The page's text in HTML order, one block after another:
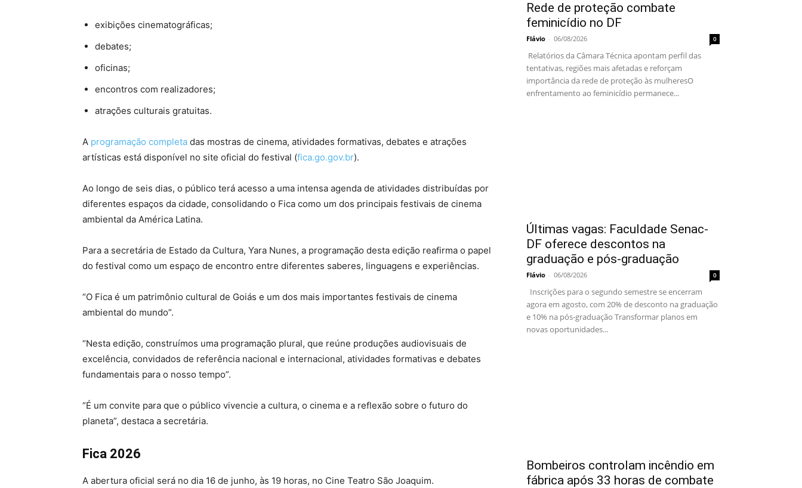
exibições cinematográficas;
debates;
oficinas;
encontros com realizadores;
atrações culturais gratuitas.
A programação completa das mostras de cinema, atividades formativas, debates e atrações
artísticas está disponível no site oficial do festival (fica.go.gov.br).
Ao longo de seis dias, o público terá acesso a uma intensa agenda de atividades distribuídas por
diferentes espaços da cidade, consolidando o Fica como um dos principais festivais de cinema
ambiental da América Latina.
Para a secretária de Estado da Cultura, Yara Nunes, a programação desta edição reafirma o papel
do festival como um espaço de encontro entre diferentes saberes, linguagens e experiências.
“O Fica é um patrimônio cultural de Goiás e um dos mais importantes festivais de cinema
ambiental do mundo”.
“Nesta edição, construímos uma programação plural, que reúne produções audiovisuais de
excelência, convidados de referência nacional e internacional, atividades formativas e debates
fundamentais para o nosso tempo”.
“É um convite para que o público vivencie a cultura, o cinema e a reflexão sobre o futuro do
planeta”, destaca a secretária.
Fica 2026
A abertura oficial será no dia 16 de junho, às 19 horas, no Cine Teatro São Joaquim.
Rede de proteção combate
feminicídio no DF
Flávio - 06/08/2026 0
Relatórios da Câmara Técnica apontam perfil das
tentativas, regiões mais afetadas e reforçam
importância da rede de proteção às mulheresO
enfrentamento ao feminicídio permanece...
Últimas vagas: Faculdade Senac-
DF oferece descontos na
graduação e pós-graduação
Flávio - 06/08/2026 0
Inscrições para o segundo semestre se encerram
agora em agosto, com 20% de desconto na graduação
e 10% na pós-graduação Transformar planos em
novas oportunidades...
Bombeiros controlam incêndio em
fábrica após 33 horas de combate